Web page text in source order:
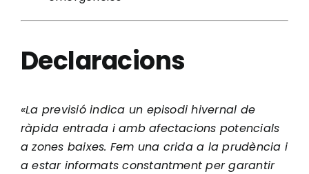
Declaracions
«La previsió indica un episodi hivernal de
ràpida entrada i amb afectacions potencials
a zones baixes. Fem una crida a la prudència i
a estar informats constantment per garantir